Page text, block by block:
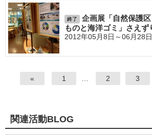
終了
企画展「自然保護
ものと海洋ゴミ」さえず
2012年05月8日～06月28
« 1 … 2 3
関連活動BLOG